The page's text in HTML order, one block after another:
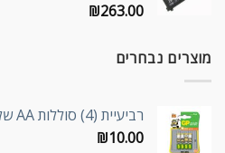
₪263.00
מוצרים נבחרים
רביעיית (4) סוללות AA של חברת GP
₪10.00